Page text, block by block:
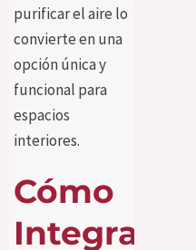
purificar el aire lo
convierte en una
opción única y
funcional para
espacios
interiores.
Cómo
Integrar